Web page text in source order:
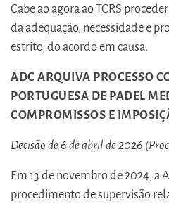
Cabe ao agora ao TCRS
da adequação, necessidade e
estrito, do acordo em causa.
ADC ARQUIVA PROCESSO
PORTUGUESA DE PADEL
COMPROMISSOS E
Decisão de 6 de abril de 2026
Em 13 de novembro de 2024, a
procedimento de supervisão